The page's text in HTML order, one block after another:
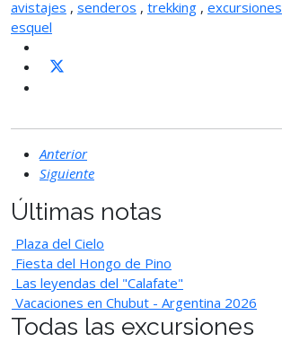
avistajes , senderos , trekking , excursiones
esquel
Anterior
Siguiente
Últimas notas
Plaza del Cielo
Fiesta del Hongo de Pino
Las leyendas del "Calafate"
Vacaciones en Chubut - Argentina 2026
Todas las excursiones